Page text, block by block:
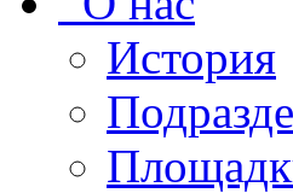
История